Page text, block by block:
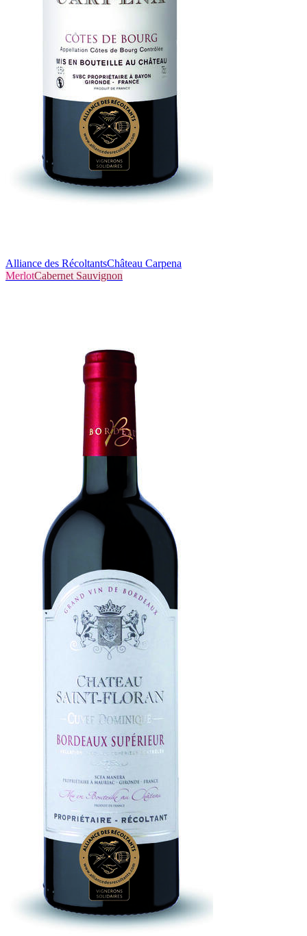
Alliance des RécoltantsChâteau Carpena
MerlotCabernet Sauvignon